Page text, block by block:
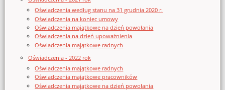
Oświadczenia według stanu na 31 grudnia 2020 r.
Oświadczenia na koniec umowy
Oświadczenia majątkowe na dzień powołania
Oświadczenia na dzień upoważnienia
Oświadczenia majątkowe radnych
Oświadczenia - 2022 rok
Oświadczenia majątkowe radnych
Oświadczenia majątkowe pracowników
Oświadczenia majątkowe na dzień powołania